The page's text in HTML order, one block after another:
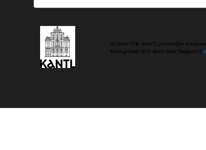
(C) 2020 CTB - KANTL | Koninklijke
Koningstraat 18 | b-9000 Gent | Belgium | E